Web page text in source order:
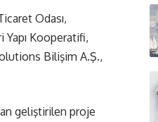
Odası,
Yapı Kooperatifi,
Bilişim A.Ş.,
geliştirilen proje